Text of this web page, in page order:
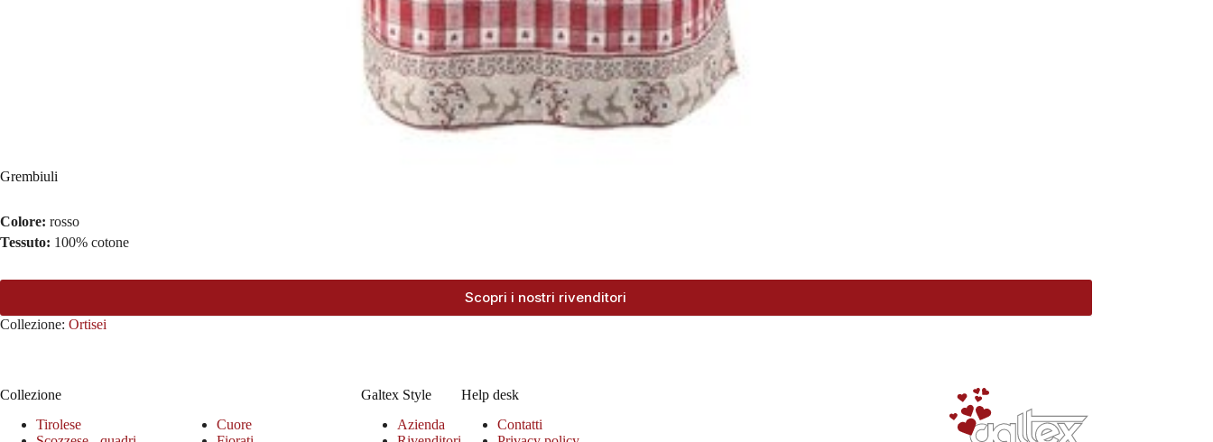
Grembiuli
Colore: rosso
Tessuto: 100% cotone
Scopri i nostri rivenditori
Collezione: Ortisei
Collezione
Tirolese
Cuore
Galtex Style
Azienda
Help desk
Contatti